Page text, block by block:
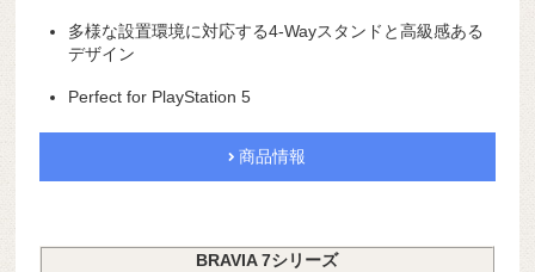
多様な設置環境に対応する4-Wayスタンドと高級感ある
デザイン
Perfect for PlayStation 5
商品情報
BRAVIA 7シリーズ